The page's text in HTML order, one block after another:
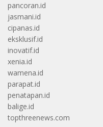
pancoran.id
jasmani.id
cipanas.id
eksklusif.id
inovatif.id
xenia.id
wamena.id
parapat.id
penatapan.id
balige.id
topthreenews.com